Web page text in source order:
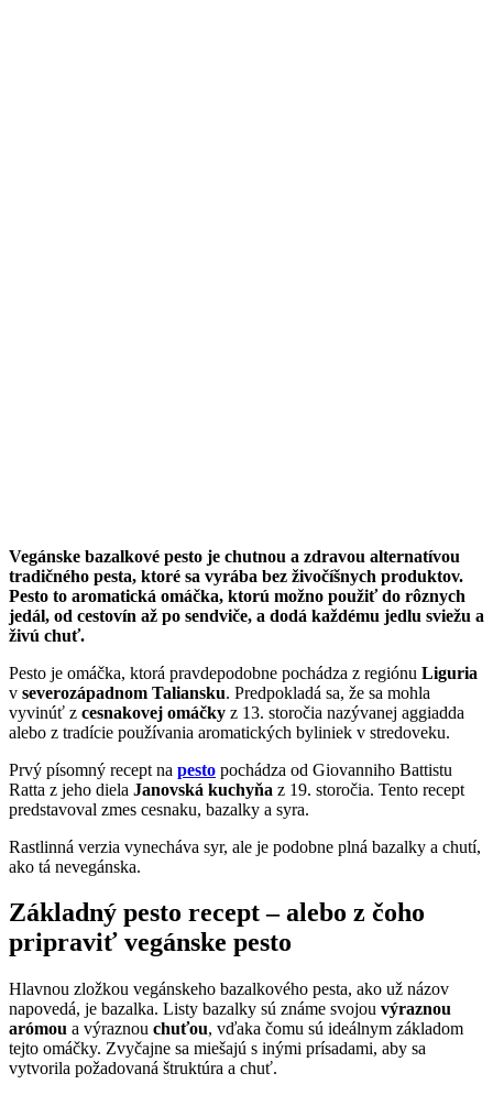
Vegánske bazalkové pesto je chutnou a zdravou alternatívou
tradičného pesta, ktoré sa vyrába bez živočíšnych produktov.
Pesto to aromatická omáčka, ktorú možno použiť do rôznych
jedál, od cestovín až po sendviče, a dodá každému jedlu sviežu a
živú chuť.
Pesto je omáčka, ktorá pravdepodobne pochádza z regiónu Liguria
v severozápadnom Taliansku. Predpokladá sa, že sa mohla
vyvinúť z cesnakovej omáčky z 13. storočia nazývanej aggiadda
alebo z tradície používania aromatických byliniek v stredoveku.
Prvý písomný recept na pesto pochádza od Giovanniho Battistu
Ratta z jeho diela Janovská kuchyňa z 19. storočia. Tento recept
predstavoval zmes cesnaku, bazalky a syra.
Rastlinná verzia vynecháva syr, ale je podobne plná bazalky a chutí,
ako tá nevegánska.
Základný pesto recept – alebo z čoho
pripraviť vegánske pesto
Hlavnou zložkou vegánskeho bazalkového pesta, ako už názov
napovedá, je bazalka. Listy bazalky sú známe svojou výraznou
arómou a výraznou chuťou, vďaka čomu sú ideálnym základom
tejto omáčky. Zvyčajne sa miešajú s inými prísadami, aby sa
vytvorila požadovaná štruktúra a chuť.